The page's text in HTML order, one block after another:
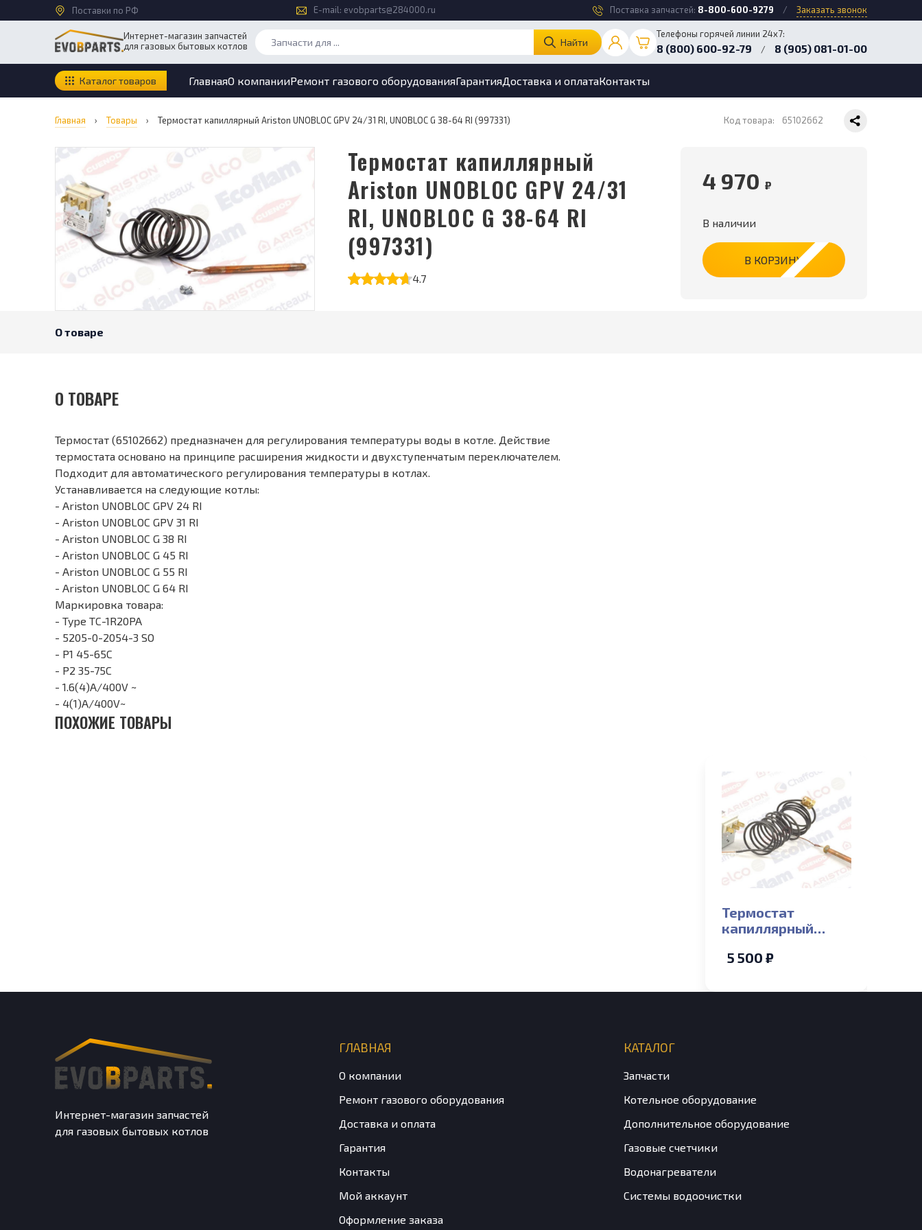
Поставки по РФ E-mail: evobparts@284000.ru Поставка запчастей: 8-800-600-9279 / Заказать звонок
Интернет-магазин запчастей
для газовых бытовых котлов
Найти
Телефоны горячей линии 24х7:
8 (800) 600-92-79 / 8 (905) 081-01-00
Каталог товаров ГлавнаяО компанииРемонт газового оборудованияГарантияДоставка и оплатаКонтакты
Главная › Товары › Термостат капиллярный Ariston UNOBLOC GPV 24/31 RI, UNOBLOC G 38-64 RI (997331) Код товара: 65102662
Термостат капиллярный
Ariston UNOBLOC GPV 24/31
RI, UNOBLOC G 38-64 RI
(997331)
4.7
4 970 ₽
В наличии
В КОРЗИНУ
О товаре
О ТОВАРЕ
Термостат (65102662) предназначен для регулирования температуры воды в котле. Действие
термостата основано на принципе расширения жидкости и двухступенчатым переключателем.
Подходит для автоматического регулирования температуры в котлах.
Устанавливается на следующие котлы:
- Ariston UNOBLOC GPV 24 RI
- Ariston UNOBLOC GPV 31 RI
- Ariston UNOBLOC G 38 RI
- Ariston UNOBLOC G 45 RI
- Ariston UNOBLOC G 55 RI
- Ariston UNOBLOC G 64 RI
Маркировка товара:
- Type TC-1R20PA
- 5205-0-2054-3 SO
- P1 45-65C
- P2 35-75C
- 1.6(4)A/400V ~
- 4(1)A/400V~
ПОХОЖИЕ ТОВАРЫ
Термостат
капиллярный
Ariston UNOBLOC
UNOBLOC G 38-64
5 500 ₽
Интернет-магазин запчастей
для газовых бытовых котлов
ГЛАВНАЯ
О компании
Ремонт газового оборудования
Доставка и оплата
Гарантия
Контакты
Мой аккаунт
Оформление заказа
КАТАЛОГ
Запчасти
Котельное оборудование
Дополнительное оборудование
Газовые счетчики
Водонагреватели
Системы водоочистки